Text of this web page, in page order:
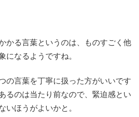
る言葉というのは、ものすごく他
になるようですね。
言葉を丁寧に扱った方がいいです
るのは当たり前なので、緊迫感とい
いほうがよいかと。